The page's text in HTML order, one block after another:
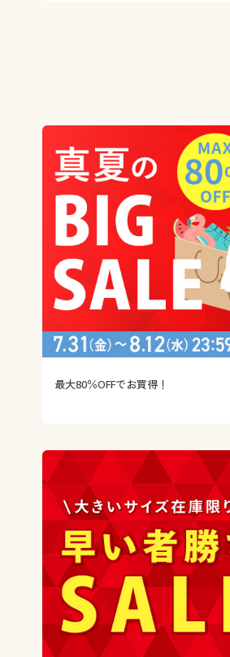
最大80％OFFでお買得！